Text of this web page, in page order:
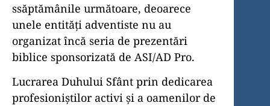
ssăptămânile următoare, deoarece
unele entități adventiste nu au
organizat încă seria de prezentări
biblice sponsorizată de ASI/AD Pro.
Lucrarea Duhului Sfânt prin dedicarea
profesioniștilor activi și a oamenilor de